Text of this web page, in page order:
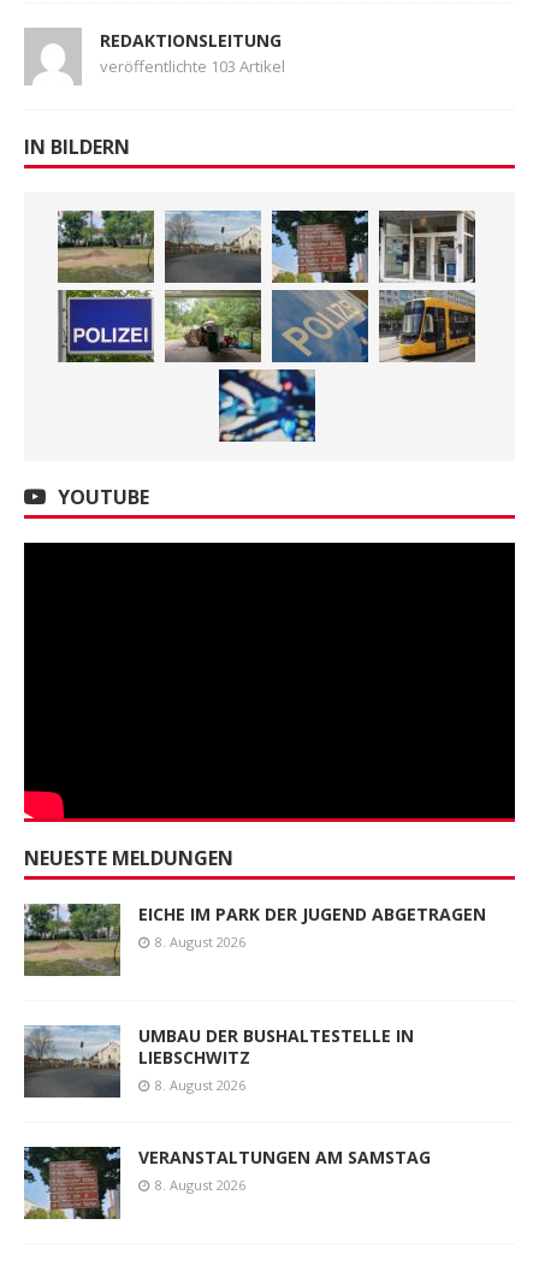
REDAKTIONSLEITUNG
veröffentlichte 103 Artikel
IN BILDERN
YOUTUBE
NEUESTE MELDUNGEN
EICHE IM PARK DER JUGEND ABGETRAGEN
8. August 2026
UMBAU DER BUSHALTESTELLE IN
LIEBSCHWITZ
8. August 2026
VERANSTALTUNGEN AM SAMSTAG
8. August 2026